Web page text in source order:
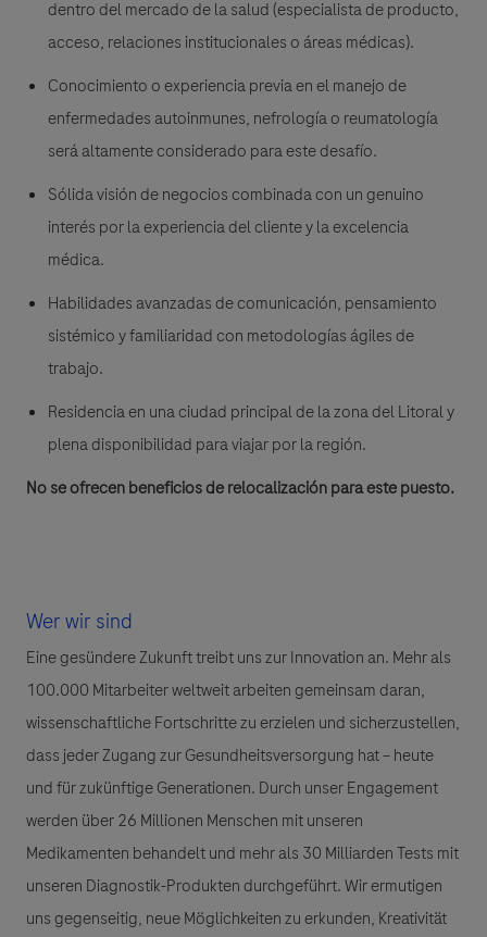
dentro del mercado de la salud (especialista de producto,
acceso, relaciones institucionales o áreas médicas).
Conocimiento o experiencia previa en el manejo de
enfermedades autoinmunes, nefrología o reumatología
será altamente considerado para este desafío.
Sólida visión de negocios combinada con un genuino
interés por la experiencia del cliente y la excelencia
médica.
Habilidades avanzadas de comunicación, pensamiento
sistémico y familiaridad con metodologías ágiles de
trabajo.
Residencia en una ciudad principal de la zona del Litoral y
plena disponibilidad para viajar por la región.
No se ofrecen beneficios de relocalización para este puesto.
Wer wir sind
Eine gesündere Zukunft treibt uns zur Innovation an. Mehr als
100.000 Mitarbeiter weltweit arbeiten gemeinsam daran,
wissenschaftliche Fortschritte zu erzielen und sicherzustellen,
dass jeder Zugang zur Gesundheitsversorgung hat – heute
und für zukünftige Generationen. Durch unser Engagement
werden über 26 Millionen Menschen mit unseren
Medikamenten behandelt und mehr als 30 Milliarden Tests mit
unseren Diagnostik-Produkten durchgeführt. Wir ermutigen
uns gegenseitig, neue Möglichkeiten zu erkunden, Kreativität